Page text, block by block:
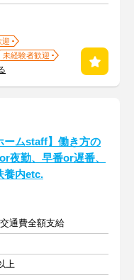
迎
未経験者歓迎
ームstaff】働き方の
夜勤、早番or遅番、
養内etc.
通費全額支給
上